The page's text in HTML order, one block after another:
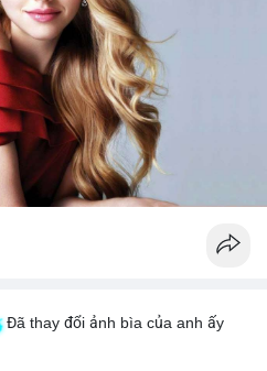
Đã thay đổi ảnh bìa của anh ấy